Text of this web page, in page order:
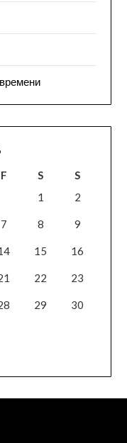
F S
S
1
2
7 8 9
15 16
22 23
29 30